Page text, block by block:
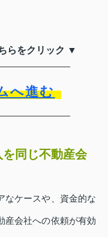
らをクリック ▼
へ進む
同じ不動産会
なケースや、資金的な
産会社への依頼が有効